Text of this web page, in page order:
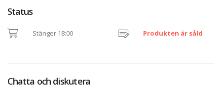
Status
Stänger 18:00 Produkten är såld
Chatta och diskutera